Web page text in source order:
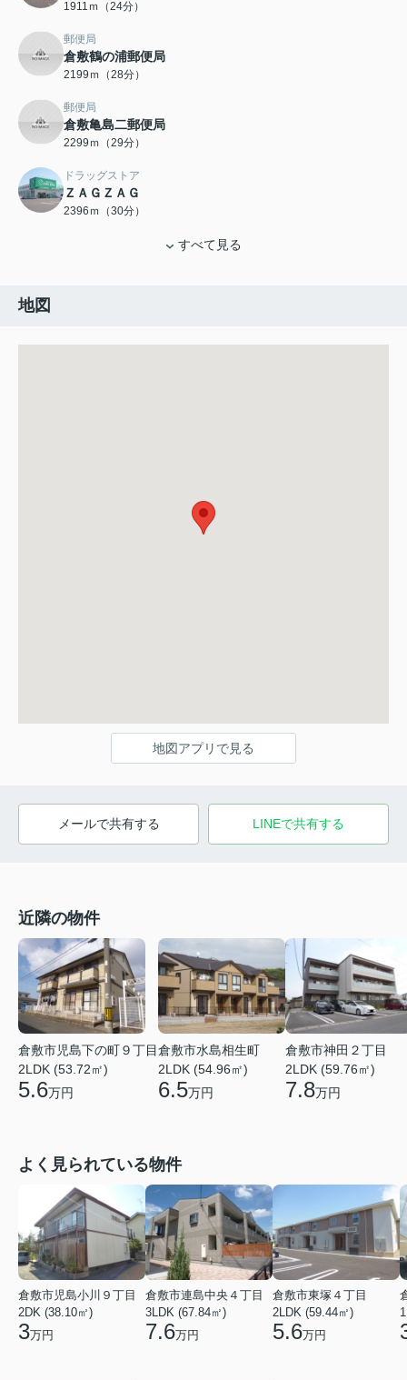
1911ｍ（24分）
郵便局
倉敷鶴の浦郵便局
2199ｍ（28分）
郵便局
倉敷亀島二郵便局
2299ｍ（29分）
ドラッグストア
ＺＡＧＺＡＧ
2396ｍ（30分）
すべて見る
地図
地図アプリで見る
メールで共有する LINEで共有する
近隣の物件
倉敷市児島下の町９丁目
2LDK (53.72㎡)
5.6万円
倉敷市水島相生町
2LDK (54.96㎡)
6.5万円
倉敷市神田２丁目
2LDK (59.76㎡)
7.8万円
よく見られている物件
倉敷市児島小川９丁目
2DK (38.10㎡)
3万円
倉敷市連島中央４丁目
3LDK (67.84㎡)
7.6万円
倉敷市東塚４丁目
2LDK (59.44㎡)
5.6万円